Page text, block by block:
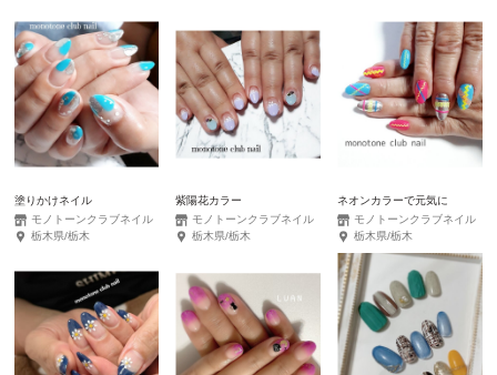
塗りかけネイル
モノトーンクラブネイル
栃木県/栃木
紫陽花カラー
モノトーンクラブネイル
栃木県/栃木
ネオンカラーで元気に
モノトーンクラブネイル
栃木県/栃木